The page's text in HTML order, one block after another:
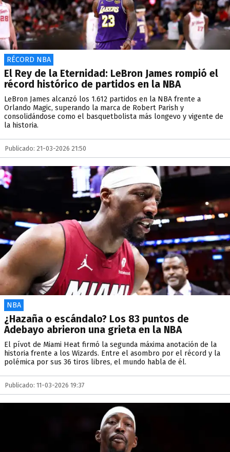
RÉCORD NBA
El Rey de la Eternidad: LeBron James rompió el
récord histórico de partidos en la NBA
LeBron James alcanzó los 1.612 partidos en la NBA frente a
Orlando Magic, superando la marca de Robert Parish y
consolidándose como el basquetbolista más longevo y vigente de
la historia.
Publicado: 21-03-2026 21:50
NBA
¿Hazaña o escándalo? Los 83 puntos de
Adebayo abrieron una grieta en la NBA
El pívot de Miami Heat firmó la segunda máxima anotación de la
historia frente a los Wizards. Entre el asombro por el récord y la
polémica por sus 36 tiros libres, el mundo habla de él.
Publicado: 11-03-2026 19:37